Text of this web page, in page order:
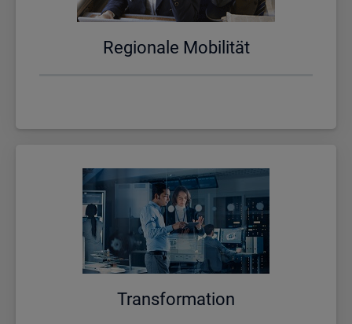
Re­gio­na­le Mo­bi­li­tät
Trans­for­ma­ti­on